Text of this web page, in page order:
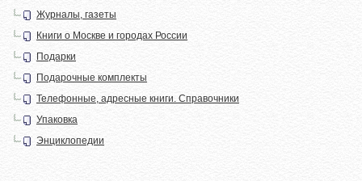
Журналы, газеты
Книги о Москве и городах России
Подарки
Подарочные комплекты
Телефонные, адресные книги. Справочники
Упаковка
Энциклопедии